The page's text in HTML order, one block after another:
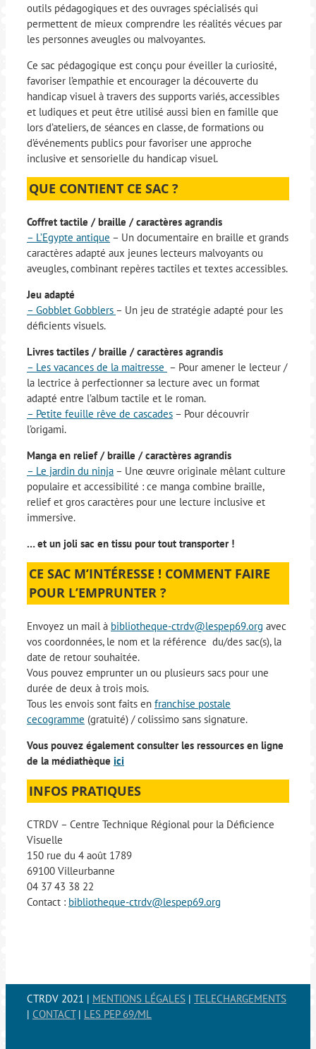
outils pédagogiques et des ouvrages spécialisés qui
permettent de mieux comprendre les réalités vécues par
les personnes aveugles ou malvoyantes.
Ce sac pédagogique est conçu pour éveiller la curiosité,
favoriser l’empathie et encourager la découverte du
handicap visuel à travers des supports variés, accessibles
et ludiques et peut être utilisé aussi bien en famille que
lors d’ateliers, de séances en classe, de formations ou
d’événements publics pour favoriser une approche
inclusive et sensorielle du handicap visuel.
QUE CONTIENT CE SAC ?
Coffret tactile / braille / caractères agrandis
– L’Egypte antique – Un documentaire en braille et grands
caractères adapté aux jeunes lecteurs malvoyants ou
aveugles, combinant repères tactiles et textes accessibles.
Jeu adapté
– Gobblet Gobblers – Un jeu de stratégie adapté pour les
déficients visuels.
Livres tactiles / braille / caractères agrandis
– Les vacances de la maitresse – Pour amener le lecteur /
la lectrice à perfectionner sa lecture avec un format
adapté entre l’album tactile et le roman.
– Petite feuille rêve de cascades – Pour découvrir
l’origami.
Manga en relief / braille / caractères agrandis
– Le jardin du ninja – Une œuvre originale mêlant culture
populaire et accessibilité : ce manga combine braille,
relief et gros caractères pour une lecture inclusive et
immersive.
… et un joli sac en tissu pour tout transporter !
CE SAC M’INTÉRESSE ! COMMENT FAIRE
POUR L’EMPRUNTER ?
Envoyez un mail à bibliotheque-ctrdv@lespep69.org avec
vos coordonnées, le nom et la référence du/des sac(s), la
date de retour souhaitée.
Vous pouvez emprunter un ou plusieurs sacs pour une
durée de deux à trois mois.
Tous les envois sont faits en franchise postale
cecogramme (gratuité) / colissimo sans signature.
Vous pouvez également consulter les ressources en ligne
de la médiathèque ici
INFOS PRATIQUES
CTRDV – Centre Technique Régional pour la Déficience
Visuelle
150 rue du 4 août 1789
69100 Villeurbanne
04 37 43 38 22
Contact : bibliotheque-ctrdv@lespep69.org
CTRDV 2021 | MENTIONS LÉGALES | TELECHARGEMENTS
| CONTACT| LES PEP 69/ML